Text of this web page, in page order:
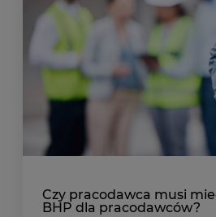
Czy pracodawca musi
BHP dla pracodawców?